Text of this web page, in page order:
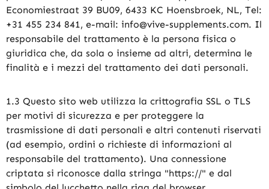
Economiestraat 39 BU09, 6433 KC Hoensbroek, NL, Tel:
+31 455 234 841, e-mail: info@vive-supplements.com. Il
responsabile del trattamento è la persona fisica o
giuridica che, da sola o insieme ad altri, determina le
finalità e i mezzi del trattamento dei dati personali.
1.3 Questo sito web utilizza la crittografia SSL o TLS
per motivi di sicurezza e per proteggere la
trasmissione di dati personali e altri contenuti riservati
(ad esempio, ordini o richieste di informazioni al
responsabile del trattamento). Una connessione
criptata si riconosce dalla stringa "https://" e dal